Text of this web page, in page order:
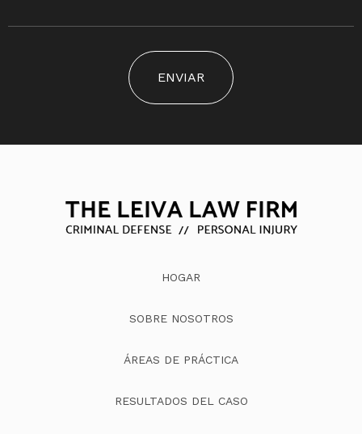
ENVIAR
HOGAR
SOBRE NOSOTROS
ÁREAS DE PRÁCTICA
RESULTADOS DEL CASO